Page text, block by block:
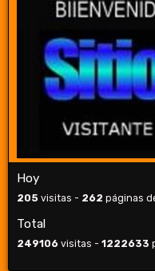
Hoy
205 visitas - 262 páginas
Total
249106 visitas - 1222633